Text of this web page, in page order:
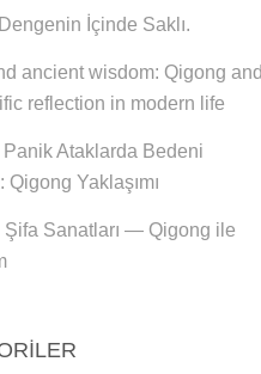
İçinde Saklı.
ancient wisdom: Qigong and
reflection in modern life
Panik Ataklarda Bedeni
Qigong Yaklaşımı
Şifa Sanatları — Qigong ile